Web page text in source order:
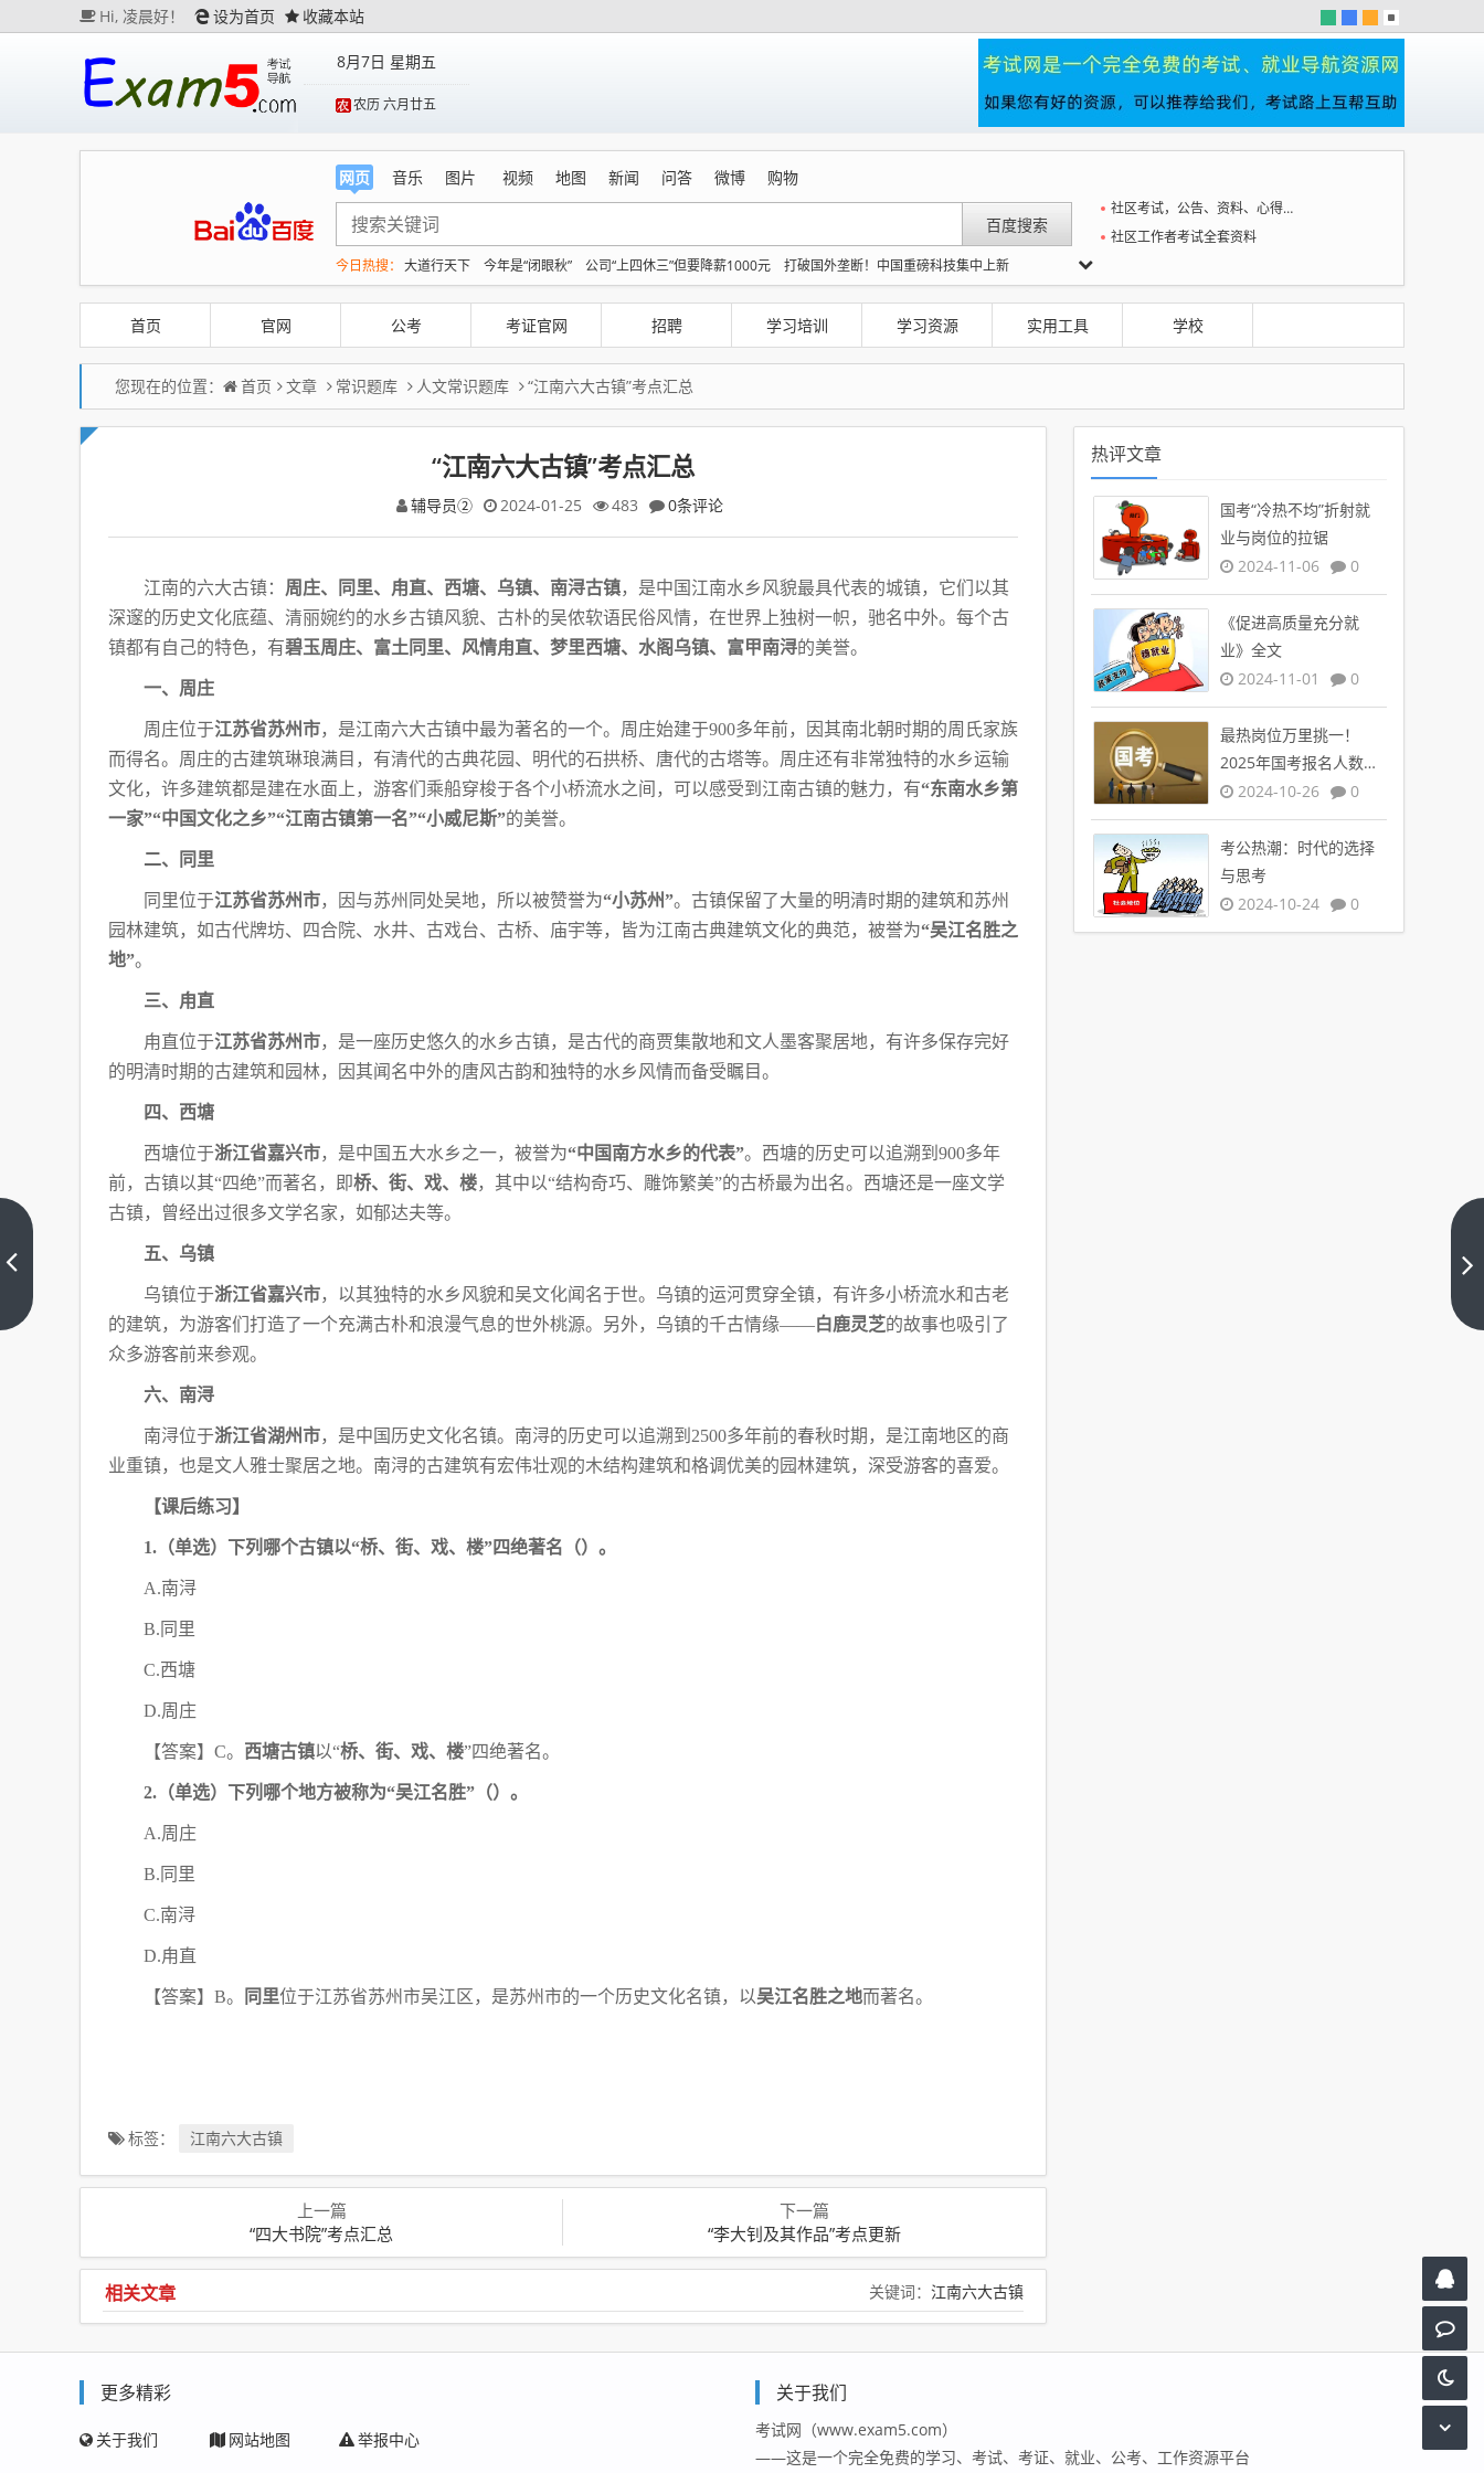
Hi, 凌晨好！ 设为首页 收藏本站
8月7日 星期五
农历 六月廿五
网页 音乐 图片 视频 地图 新闻 问答 微博 购物
今日热搜： 大道行天下 今年是“闭眼秋” 公司“上四休三”但要降薪1000元
打破国外垄断！中国重磅科技集中上新
越来越多高分考生放弃985选警校
为何年轻人不愿学医了
宇树科技IPO 一批90后千万富豪或诞生
台风白海豚体型变大近似13个浙江面积
27岁女子成组织卖淫集团主犯被通缉 日本网红自杀案在韩国引发很大冲击
社区考试，公告、资料、心得一站全
社区工作者考试全套资料
首页 官网 公考 考证官网 招聘 学习培训 学习资源 实用工具 学校
您现在的位置： 首页 文章 常识题库 人文常识题库 “江南六大古镇”考点汇总
“江南六大古镇”考点汇总
辅导员② 2024-01-25 483 0条评论
江南的六大古镇： 周庄、同里、甪直、西塘、乌镇、南浔古镇，是中国江南水乡风貌最具代表的城镇，它们以其
深邃的历史文化底蕴、清丽婉约的水乡古镇风貌、古朴的吴侬软语民俗风情，在世界上独树一帜，驰名中外。 每个古
镇都有自己的特色，有碧玉周庄、富土同里、风情甪直、梦里西塘、水阁乌镇、 富甲南浔的美誉。
一、周庄
周庄位于江苏省苏州市，是江南六大古镇中最为著名的一个。周庄始建于900多年前，
因其南北朝时期的周氏家族
而得名。周庄的古建筑琳琅满目，有清代的古典花园、明代的石拱桥、唐代的古塔等。周庄还有非常独特的水乡运输
文化，许多建筑都是建在水面上，游客们乘船穿梭于各个小桥流水之间，可以感受到江南古镇的魅力，有“东南水乡第
一家”“中 国文化之乡”“江南古镇第一名”“小威尼斯”的美誉。
二、同里
同里位于江苏省苏州市，因与苏州同处吴地，所以被赞誉为“小苏州”。古镇保留了大量的明清时期的建筑和苏州
园林建筑，如古代牌坊、四合院、水井、古戏台、古桥、庙宇等，
皆为江南古典建筑文化的典范，被誉为“吴江名胜之
地”。
三、甪直
甪直位于江苏省苏州市，是一座历史悠久的水乡古镇，是古代的商贾集散地和文人墨客聚居地，有许多保存完好
的明清时期的古建筑和园林，因其闻名中外的唐风古韵和独特的水乡风情而备受瞩目。
四、西塘
西塘位于浙江省嘉兴市，是中国五大水乡之一，被誉为“中国南方水乡的代表”。西塘的历史可以追溯到900多年
前，古镇以其“四绝”而著名，即桥、街、戏、楼，其中以“结构奇巧、雕饰繁美”的古桥最为出名。西塘还是一座文学
古镇，曾经出过很多文学名家，如郁达夫等。
五、乌镇
乌镇位于浙江省嘉兴市，以其独特的水乡风貌和吴文化闻名于世。乌镇的运河贯穿全镇， 有许多小桥流水和古老
的建筑，为游客们打造了一个充满古朴和浪漫气息的世外桃源。另外， 乌镇的千古情缘——白鹿灵芝的故事也吸引了
众多游客前来参观。
六、南浔
南浔位于浙江省湖州市，是中国历史文化名镇。南浔的历史可以追溯到 2500多年前的春秋时期，是江南地区的商
业重镇，也是文人雅士聚居之地。南浔的古建筑有宏伟壮观的木结构建筑和格调优美的园林建筑，深受游客的喜爱。
【课后练习】
1.（单选）下列哪个古镇以“桥、街、戏、楼”四绝著名（）。
A.南浔
B.同里
C.西塘
D.周庄
【答案】 C。 西塘古镇以“桥、街、戏、楼”四绝著名。
2.（单选）下列哪个地方被称为“吴江名胜”（）。
A.周庄
B.同里
C.南浔
D.甪直
【答案】 B。 同里位于江苏省苏州市吴江区，是苏州市的一个历史文化名镇，以吴江名胜之地而著名。
标签： 江南六大古镇
上一篇
“四大书院”考点汇总
下一篇
“李大钊及其作品”考点更新
相关文章 关键词： 江南六大古镇
热评文章
国考“冷热不均”折射就
业与岗位的拉锯
2024-11-06
0
《促进高质量充分就
业》全文
2024-11-01
0
最热岗位万里挑一！
2025年国考报名人数创
新高2024-10-26 0
考公热潮：时代的选择
与思考
2024-10-24
0
更多精彩
关于我们 网站地图 举报中心
关于我们
考试网（www.exam5.com）
——这是一个完全免费的学习、考试、考证、就业、公考、工作资源平台